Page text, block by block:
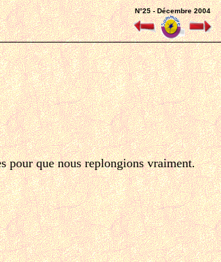
N°25 - Décembre 2004
pour que nous replongions vraiment.